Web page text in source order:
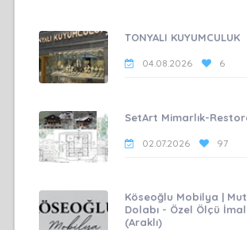
TONYALI KUYUMCULUK
04.08.2026 6
SetArt Mimarlık-
02.07.2026 97
Köseoğlu Mobilya |
Dolabı - Özel Ölçü
(Araklı)